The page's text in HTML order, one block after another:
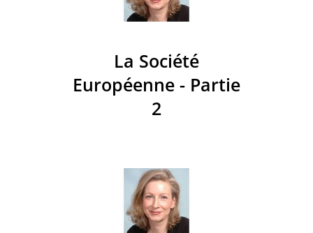
La Société
Européenne - Partie
2